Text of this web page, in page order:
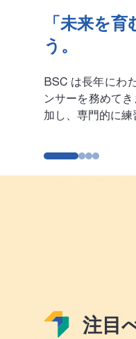
「未来を
う。
BSC は長年にわ
ンサーを務めて
加し、専門的に練
注目